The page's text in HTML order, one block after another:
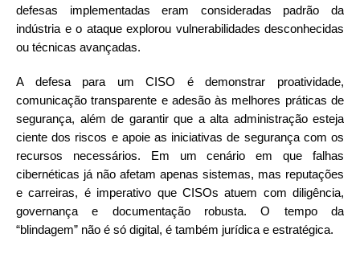
defesas implementadas eram consideradas padrão da
indústria e o ataque explorou vulnerabilidades desconhecidas
ou técnicas avançadas.
A defesa para um CISO é demonstrar proatividade,
comunicação transparente e adesão às melhores práticas de
segurança, além de garantir que a alta administração esteja
ciente dos riscos e apoie as iniciativas de segurança com os
recursos necessários. Em um cenário em que falhas
cibernéticas já não afetam apenas sistemas, mas reputações
e carreiras, é imperativo que CISOs atuem com diligência,
governança e documentação robusta. O tempo da
“blindagem” não é só digital, é também jurídica e estratégica.